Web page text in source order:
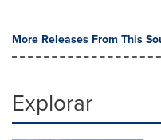
More Releases From This
Explorar